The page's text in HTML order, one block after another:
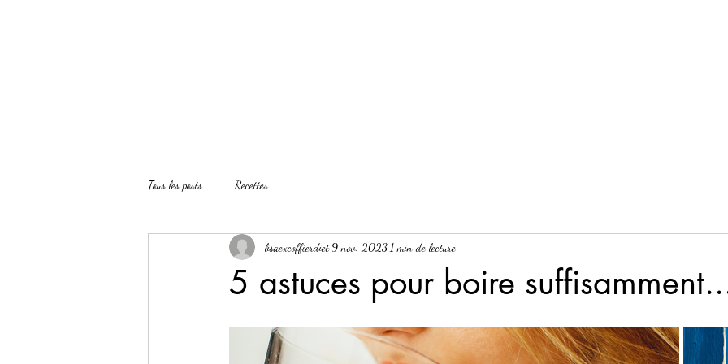
Tous les posts Recettes
5 astuces pour boire
lisaexcoffierdiet 9 nov. 2023 1 min de lecture